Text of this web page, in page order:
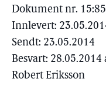
Dokument nr.
Innlevert:
Sendt: 23.05.2014
Besvart:
Robert Eriksson